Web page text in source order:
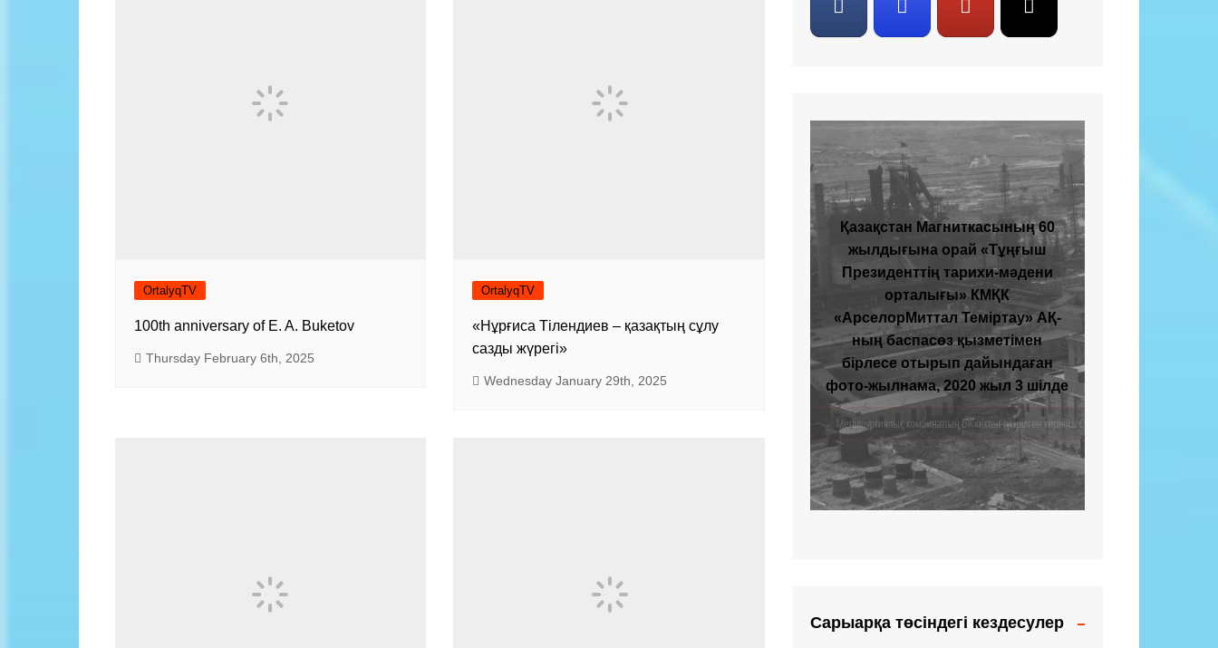
OrtalyqTV
100th anniversary of E. A. Buketov
Thursday February 6th, 2025
OrtalyqTV
«Нұрғиса Тілендиев – қазақтың сұлу
сазды жүрегі»
Wednesday January 29th, 2025
Қазақстан Магниткасының 60
жылдығына орай «Тұңғыш
Президенттің тарихи-мәдени
орталығы» КМҚК
«АрселорМиттал Теміртау» АҚ-
ның баспасөз қызметімен
бірлесе отырып дайындаған
фото-жылнама, 2020 жыл 3 шілде
Сарыарқа төсіндегі кездесулер